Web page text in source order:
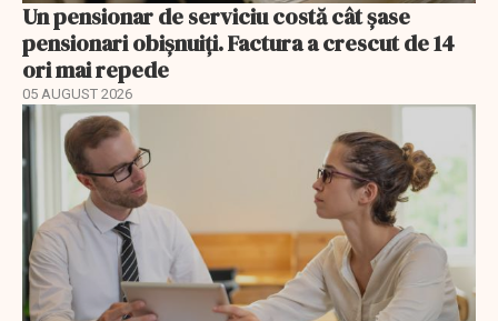
Un pensionar de serviciu costă cât șase
pensionari obișnuiți. Factura a crescut de 14
ori mai repede
05 AUGUST 2026